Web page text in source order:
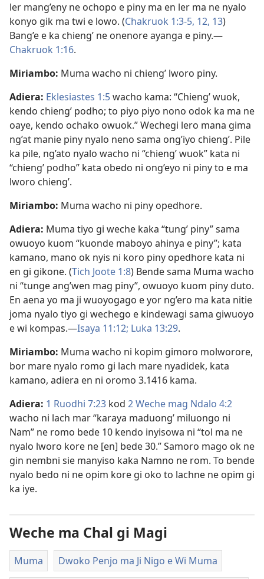
ler mang’eny ne ochopo e piny ma en ler ma ne nyalo
konyo gik ma twi e lowo. (Chakruok 1:3-5, 12, 13)
Bang’e e ka chieng’ ne onenore ayanga e piny.​—
Chakruok 1:16.
Miriambo: Muma wacho ni chieng’ lworo piny.
Adiera: Eklesiastes 1:5wacho kama: “Chieng’ wuok,
kendo chieng’ podho; to piyo piyo nono odok ka ma ne
oaye, kendo ochako owuok.” Wechegi lero mana gima
ng’at manie piny nyalo neno sama ong’iyo chieng’. Pile
ka pile, ng’ato nyalo wacho ni “chieng’ wuok” kata ni
“chieng’ podho” kata obedo ni ong’eyo ni piny to e ma
lworo chieng’.
Miriambo: Muma wacho ni piny opedhore.
Adiera: Muma tiyo gi weche kaka “tung’ piny” sama
owuoyo kuom “kuonde maboyo ahinya e piny”; kata
kamano, mano ok nyis ni koro piny opedhore kata ni
en gi gikone. (Tich Joote 1:8) Bende sama Muma wacho
ni “tunge ang’wen mag piny”, owuoyo kuom piny duto.
En aena yo ma ji wuoyogago e yor ng’ero ma kata nitie
joma nyalo tiyo gi wechego e kindewagi sama giwuoyo
e wi kompas.​—Isaya 11:12; Luka 13:29.
Miriambo: Muma wacho ni kopim gimoro molworore,
bor mare nyalo romo gi lach mare nyadidek, kata
kamano, adiera en ni oromo 3.1416 kama.
Adiera: 1 Ruodhi 7:23 kod 2 Weche mag Ndalo 4:2
wacho ni lach mar “karaya maduong’ miluongo ni
Nam” ne romo bede 10 kendo inyisowa ni “tol ma ne
nyalo lworo kore ne [en] bede 30.” Samoro mago ok ne
gin nembni sie manyiso kaka Namno ne rom. To bende
nyalo bedo ni ne opim kore gi oko to lachne ne opim gi
ka iye.
Weche ma Chal gi Magi
Muma
Dwoko Penjo ma Ji Nigo e Wi Muma